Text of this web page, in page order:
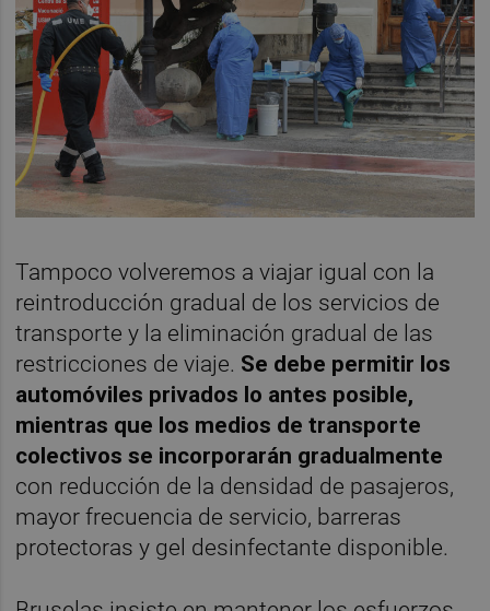
Tampoco volveremos a viajar igual con la
reintroducción gradual de los servicios de
transporte y la eliminación gradual de las
restricciones de viaje. Se debe permitir los
automóviles privados lo antes posible,
mientras que los medios de transporte
colectivos se incorporarán gradualmente
con reducción de la densidad de pasajeros,
mayor frecuencia de servicio, barreras
protectoras y gel desinfectante disponible.